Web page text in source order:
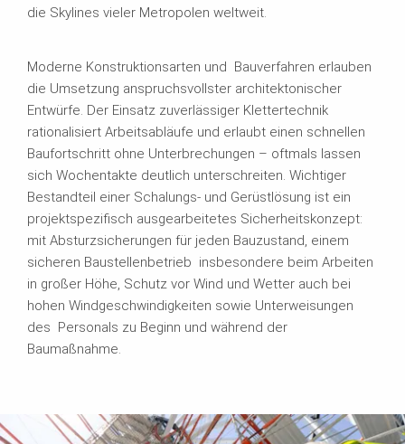
die Skylines vieler Metropolen weltweit.
Moderne Konstruktionsarten und Bauverfahren erlauben
die Umsetzung anspruchsvollster architektonischer
Entwürfe. Der Einsatz zuverlässiger Klettertechnik
rationalisiert Arbeitsabläufe und erlaubt einen schnellen
Baufortschritt ohne Unterbrechungen – oftmals lassen
sich Wochentakte deutlich unterschreiten. Wichtiger
Bestandteil einer Schalungs- und Gerüstlösung ist ein
projektspezifisch ausgearbeitetes Sicherheitskonzept:
mit Absturzsicherungen für jeden Bauzustand, einem
sicheren Baustellenbetrieb insbesondere beim Arbeiten
in großer Höhe, Schutz vor Wind und Wetter auch bei
hohen Windgeschwindigkeiten sowie Unterweisungen
des Personals zu Beginn und während der
Baumaßnahme.